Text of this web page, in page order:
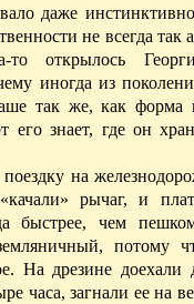
даже
не всегда так
открылось
иногда из
так же, как форма
его знает, где он
на
рычаг, и
быстрее, чем
потому
На дрезине
часа, загнали ее на